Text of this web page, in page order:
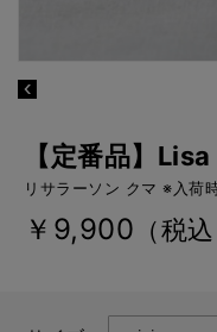
【定番品】
リサラーソン クマ ※入荷
￥9,900 （税込